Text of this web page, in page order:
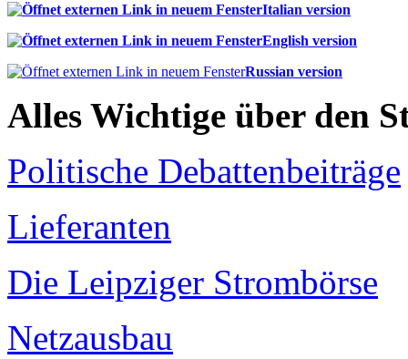
Italian version
English version
Russian version
Alles Wichtige über den
Politische Debattenbeiträge
Lieferanten
Die Leipziger Strombörse
Netzausbau